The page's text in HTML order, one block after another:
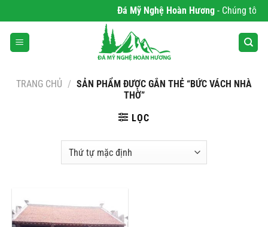
qua
nội
dung
Đá Mỹ Nghệ Hoàn Hương- Chúng tôi
TRANG CHỦ / SẢN PHẨM ĐƯỢC GẮN THẺ “BỨC VÁCH NHÀ
THỜ”
LỌC